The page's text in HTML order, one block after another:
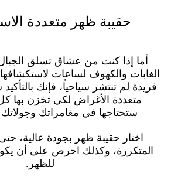
حقيبة ظهر متعددة
أما إذا كنت من عشاق تسلق الجبال
الغابات والكهوف لساعات
فريدة لم تنتشر سياحياً، فإنك
متعددة الأغراض لكي تخزن بها
ستحتاجها في مغامراتك وجولاتك
اختار حقيبة ظهر بجودة عالية،
المتكررة، وكذلك احرص على أن
للظهر.